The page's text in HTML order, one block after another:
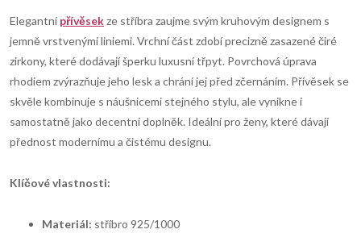
Elegantní přívěsekze stříbra zaujme svým kruhovým designem s
jemně vrstvenými liniemi. Vrchní část zdobí precizně zasazené čiré
zirkony, které dodávají šperku luxusní třpyt. Povrchová úprava
rhodiem zvýrazňuje jeho lesk a chrání jej před zčernáním. Přívěsek se
skvěle kombinuje s náušnicemi stejného stylu, ale vynikne i
samostatně jako decentní doplněk. Ideální pro ženy, které dávají
přednost modernímu a čistému designu.
Klíčové vlastnosti:
Materiál: stříbro 925/1000